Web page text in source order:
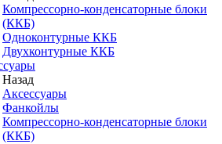
Компрессорно-конденсаторные блоки
(ККБ)
Одноконтурные ККБ
Двухконтурные ККБ
Назад
Аксессуары
Фанкойлы
Компрессорно-конденсаторные блоки
(ККБ)